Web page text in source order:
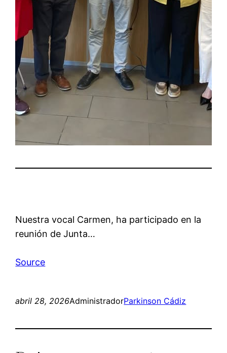
Nuestra vocal Carmen, ha participado en la
reunión de Junta…
Source
abril 28, 2026AdministradorParkinson Cádiz